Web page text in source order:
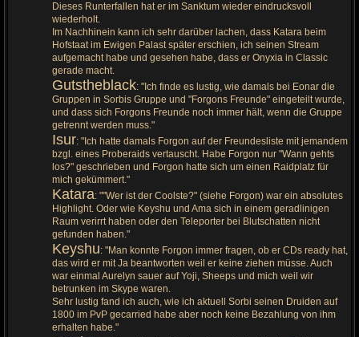
Dieses Runterfallen hat er im Sanktum wieder eindrucksvoll
wiederholt.
Im Nachhinein kann ich sehr darüber lachen, dass Katara beim
Hofstaat im Ewigen Palast später erschien, ich seinen Stream
aufgemacht habe und gesehen habe, dass er Onyxia in Classic
gerade macht.
Gutstheblack: "Ich finde es lustig, wie damals bei Eonar die
Gruppen in Sorbis Gruppe und "Forgons Freunde" eingeteilt wurde,
und dass sich Forgons Freunde noch immer hält, wenn die Gruppe
getrennt werden muss."
Isur: "Ich hatte damals Forgon auf der Freundesliste mit jemandem
bzgl. eines Proberaids vertauscht. Habe Forgon nur "Wann gehts
los?" geschrieben und Forgon hatte sich um einen Raidplatz für
mich gekümmert."
Katara: ""Wer ist der Coolste?" (siehe Forgon) war ein absolutes
Highlight. Oder wie Keyshu und Ama sich in einem geradlinigen
Raum verirrt haben oder den Teleporter bei Blutschatten nicht
gefunden haben."
Keyshu: "Man konnte Forgon immer fragen, ob er CDs ready hat,
das wird er mit Ja beantworten weil er keine ziehen müsse. Auch
war einmal Aurelyn sauer auf Yoji, Sheeps und mich weil wir
betrunken im Skype waren.
Sehr lustig fand ich auch, wie ich aktuell Sorbi seinen Druiden auf
1800 im PvP gecarried habe aber noch keine Bezahlung von ihm
erhalten habe."